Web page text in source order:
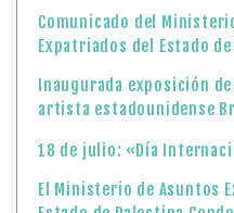
Comunicado del
Expatriados del Estado
Inaugurada exposición
artista estadounidense
18 de julio: «Día
El Ministerio de Asuntos